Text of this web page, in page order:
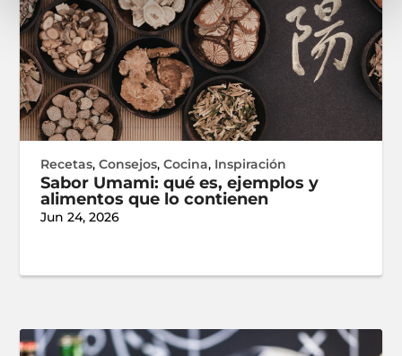
Recetas,Consejos,Cocina, Inspiración
Sabor Umami: qué es, ejemplos y
alimentos que lo contienen
Jun 24, 2026